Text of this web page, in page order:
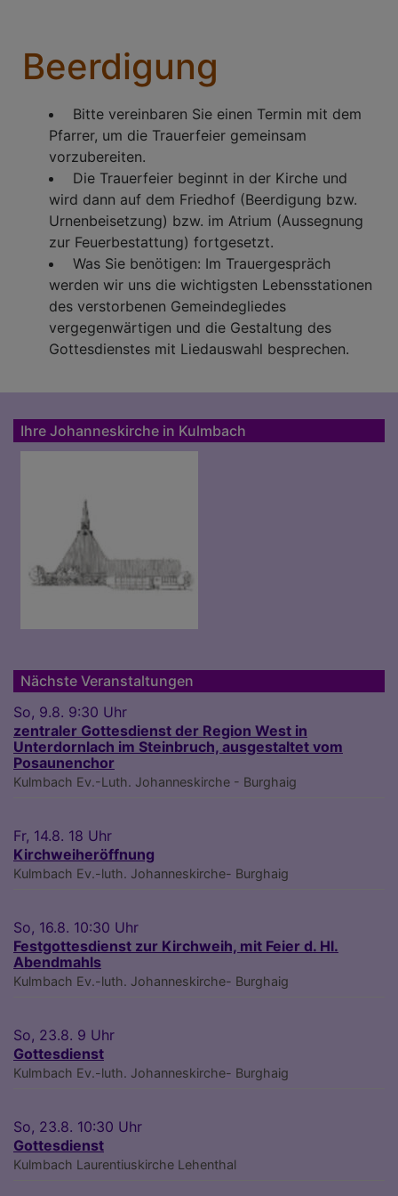
Beerdigung
Bitte vereinbaren Sie einen Termin mit dem
Pfarrer, um die Trauerfeier gemeinsam
vorzubereiten.
Die Trauerfeier beginnt in der Kirche und
wird dann auf dem Friedhof (Beerdigung bzw.
Urnenbeisetzung) bzw. im Atrium (Aussegnung
zur Feuerbestattung) fortgesetzt.
Was Sie benötigen: Im Trauergespräch
werden wir uns die wichtigsten Lebensstationen
des verstorbenen Gemeindegliedes
vergegenwärtigen und die Gestaltung des
Gottesdienstes mit Liedauswahl besprechen.
Ihre Johanneskirche in Kulmbach
Nächste Veranstaltungen
So, 9.8. 9:30 Uhr
zentraler Gottesdienst der Region West in
Unterdornlach im Steinbruch, ausgestaltet vom
Posaunenchor
Kulmbach Ev.-Luth. Johanneskirche - Burghaig
Fr, 14.8. 18 Uhr
Kirchweiheröffnung
Kulmbach Ev.-luth. Johanneskirche- Burghaig
So, 16.8. 10:30 Uhr
Festgottesdienst zur Kirchweih, mit Feier d. Hl.
Abendmahls
Kulmbach Ev.-luth. Johanneskirche- Burghaig
So, 23.8. 9 Uhr
Gottesdienst
Kulmbach Ev.-luth. Johanneskirche- Burghaig
So, 23.8. 10:30 Uhr
Gottesdienst
Kulmbach Laurentiuskirche Lehenthal